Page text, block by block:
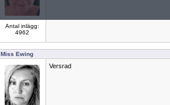
Antal inlägg:
4962
Miss Ewing
Versrad